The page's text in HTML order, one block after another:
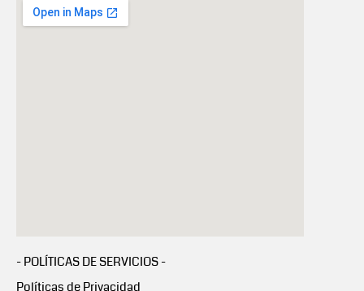
- POLÍTICAS DE SERVICIOS -
Políticas de Privacidad